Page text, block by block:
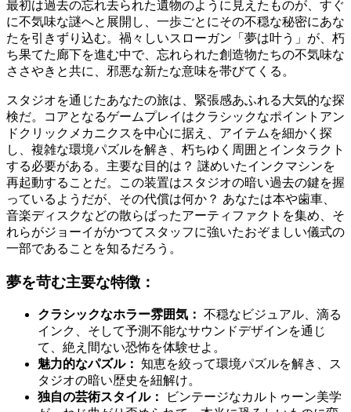
最初は過去の忘れ去られた遺物のように見えたものが、すぐ
に不気味な謎へと展開し、一歩ごとにその不穏な秘密にあな
たを引きずり込む。禍々しいスローガン「夢は叶う」が、朽
ち果てた廊下を進む中で、忘れられた創造物たちの不気味な
ささやきと共に、邪悪な新たな意味を帯びてくる。
スタジオを通じたあなたの旅は、緊張感あふれる大気的な探
検だ。コアとなるゲームプレイはクラシックなポイントアン
ドクリックメカニクスを中心に据え、アイテムを細かく探
し、複雑な環境パズルを解き、朽ちゆく周囲とインタラクト
する必要がある。主要な目的は？ 謎めいたインクマシンを
再起動することだ。この装置はスタジオの暗い過去の鍵を握
っているようだが、その代償は何か？ あなたは本や歯車、
音楽ディスクなどの散らばったアーティファクトを集め、そ
れらがジョーイがかつてスタッフに強いたおぞましい儀式の
一部であることを知るだろう。
夢を苛む主要な特徴：
クラシックなホラー雰囲気： 不穏なビジュアル、滴る
インク、そして予測不能なサウンドデザインを通じ
て、絶え間ない恐怖を体験せよ。
魅力的なパズル： 知恵を絞って環境パズルを解き、ス
タジオの暗い歴史を紐解け。
独自の芸術スタイル：
ビンテージなカルトゥーン美学